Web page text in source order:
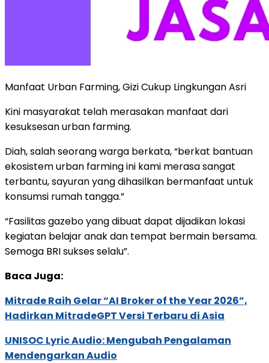
Manfaat Urban Farming, Gizi Cukup Lingkungan Asri
Kini masyarakat telah merasakan manfaat dari
kesuksesan urban farming.
Diah, salah seorang warga berkata, “berkat bantuan
ekosistem urban farming ini kami merasa sangat
terbantu, sayuran yang dihasilkan bermanfaat untuk
konsumsi rumah tangga.”
“Fasilitas gazebo yang dibuat dapat dijadikan lokasi
kegiatan belajar anak dan tempat bermain bersama.
Semoga BRI sukses selalu”.
Baca Juga:
Mitrade Raih Gelar “AI Broker of the Year 2026”,
Hadirkan MitradeGPT Versi Terbaru di Asia
UNISOC Lyric Audio: Mengubah Pengalaman
Mendengarkan Audio